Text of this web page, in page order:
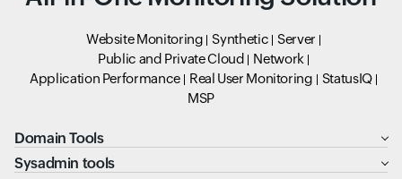
Website Monitoring Synthetic
Server
Public and Private Cloud
Network
Application Performance
Real User Monitoring
StatusIQ
MSP
Domain Tools
Sysadmin tools